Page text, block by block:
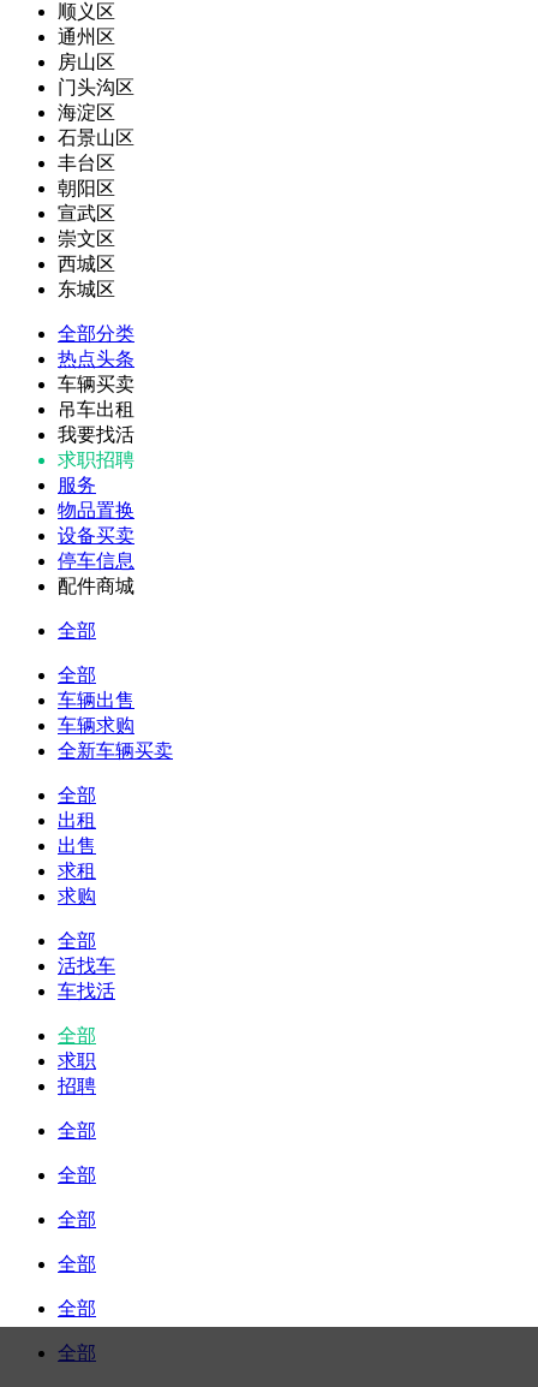
顺义区
通州区
房山区
门头沟区
海淀区
石景山区
丰台区
朝阳区
宣武区
崇文区
西城区
东城区
全部分类
热点头条
车辆买卖
吊车出租
我要找活
求职招聘
服务
物品置换
设备买卖
停车信息
配件商城
全部
全部
车辆出售
车辆求购
全新车辆买卖
全部
出租
出售
求租
求购
全部
活找车
车找活
全部
求职
招聘
全部
全部
全部
全部
全部
全部